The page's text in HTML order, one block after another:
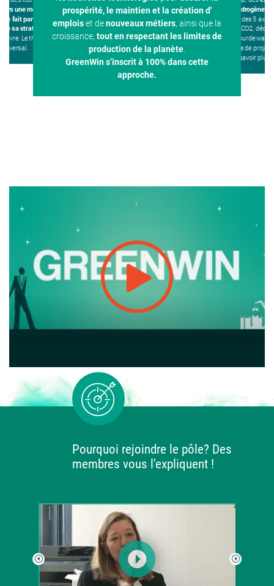
vers une modèle circulaire.
fait partie de l’ADN du
sa stratégie
, dans tous
Le thème est donc
prospérité, le maintien et la création d'
emploiset denouveaux métiers, ainsi que la
croissance, tout en respectant les limites de
production de la planète
GreenWin s’inscrit à 100% dans cette
approche.
matière d'
hydrogène
A ce titre, 3 des 5
structurant HECO2, dédié
de l'industrie lourde
portefeuille de
Pour en savoir plus,
Pourquoi rejoindre le pôle? Des
membres vous l'expliquent !